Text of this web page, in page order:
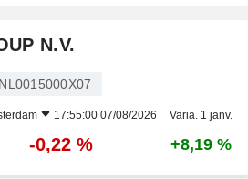
N.V.
NL0015000X07
17:55:00 07/08/2026 Varia. 1 janv.
-0,22 % +8,19 %